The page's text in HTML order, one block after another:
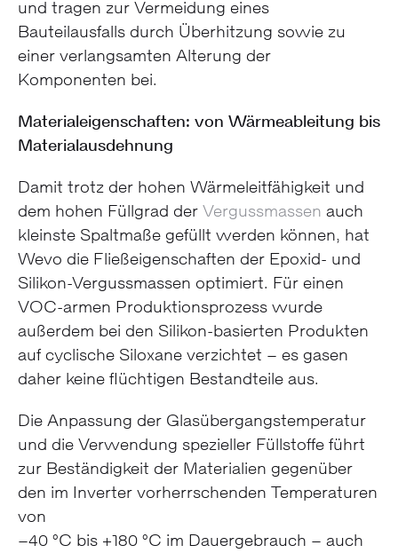
und tragen zur Vermeidung eines
Bauteilausfalls durch Überhitzung sowie zu
einer verlangsamten Alterung der
Komponenten bei.
Materialeigenschaften: von Wärmeableitung bis
Materialausdehnung
Damit trotz der hohen Wärmeleitfähigkeit und
dem hohen Füllgrad der Vergussmassen auch
kleinste Spaltmaße gefüllt werden können, hat
Wevo die Fließeigenschaften der Epoxid- und
Silikon-Vergussmassen optimiert. Für einen
VOC-armen Produktionsprozess wurde
außerdem bei den Silikon-basierten Produkten
auf cyclische Siloxane verzichtet – es gasen
daher keine flüchtigen Bestandteile aus.
Die Anpassung der Glasübergangstemperatur
und die Verwendung spezieller Füllstoffe führt
zur Beständigkeit der Materialien gegenüber
den im Inverter vorherrschenden Temperaturen
von
–40 °C bis +180 °C im Dauergebrauch – auch